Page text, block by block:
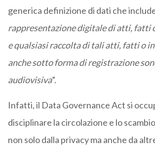
generica definizione di dati che
rappresentazione digitale di atti, fatti
e qualsiasi raccolta di tali atti, fatti o
anche sotto forma di registrazione
audiovisiva”.
Infatti, il Data Governance Act si
disciplinare la circolazione e lo
non solo dalla privacy ma anche da